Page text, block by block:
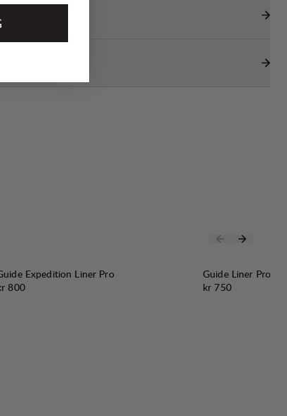
Expedition Liner Pro
800
Guide Liner Pro
Pris:
kr 750